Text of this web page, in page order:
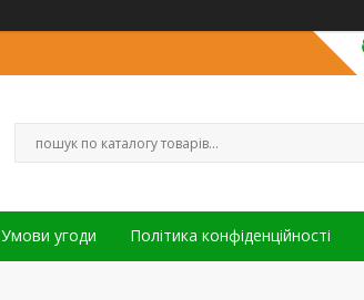
Умови угоди Політика конфіденційності